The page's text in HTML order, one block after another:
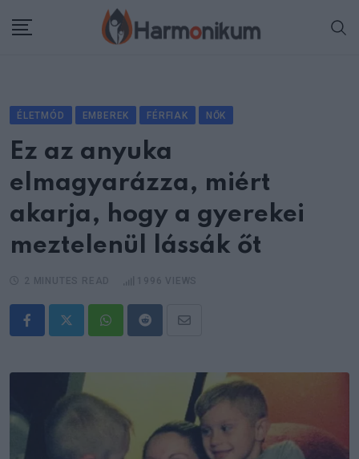
ÉLETMÓD EMBEREK FÉRFIAK NŐK
Ez az anyuka
elmagyarázza, miért
akarja, hogy a gyerekei
meztelenül lássák őt
WhatsappRedditShare
Email